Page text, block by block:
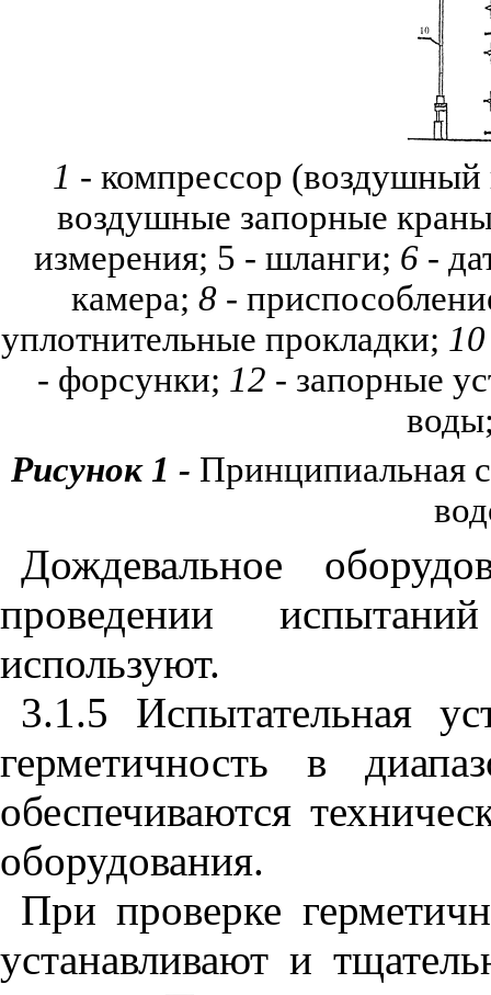
1 - компрессор (воздушный
воздушные запорные
измерения; 5 - шланги; 6 -
камера; 8 -
уплотнительные прокладки;
- форсунки; 12 - запорные
Рисунок1 - Принципиальная
Дождевальное
проведении
используют.
3.1.5 Испытательная
герметичность в
обеспечиваются
оборудования.
При проверке
устанавливают и